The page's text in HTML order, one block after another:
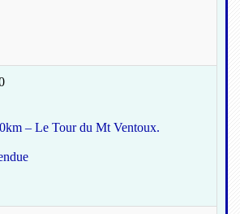
– Le Tour du Mt Ventoux.